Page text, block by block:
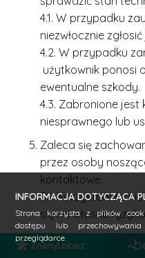
4.1. W przypadku
niezwłocznie
4.2. W przypadku
użytkownik ponosi
ewentualne szkody.
4.3. Zabronione
niesprawnego lub
Zaleca się
przez osoby
kontaktowe.
5.1. Korzystanie z
się na własne
Spółka nie ponosi
6.1. Skutki
INFORMACJA DOTYCZĄCA
Strona korzysta z plików
dostępu lub
przeglądarce.